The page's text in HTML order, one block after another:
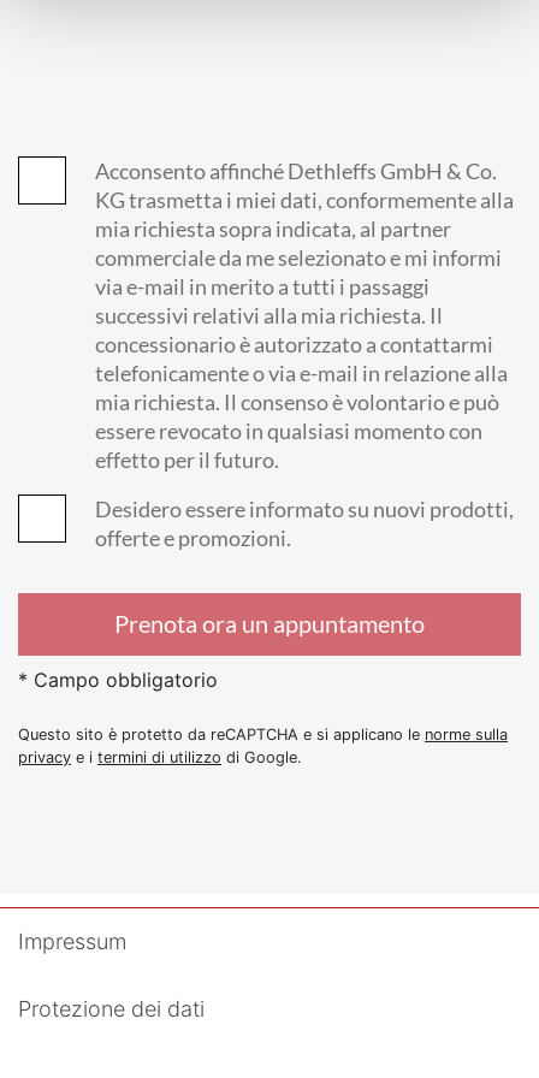
Acconsento affinché Dethleffs GmbH & Co.
KG trasmetta i miei dati, conformemente alla
mia richiesta sopra indicata, al partner
commerciale da me selezionato e mi informi
via e-mail in merito a tutti i passaggi
successivi relativi alla mia richiesta. Il
concessionario è autorizzato a contattarmi
telefonicamente o via e-mail in relazione alla
mia richiesta. Il consenso è volontario e può
essere revocato in qualsiasi momento con
effetto per il futuro.
Desidero essere informato su nuovi prodotti,
offerte e promozioni.
Prenota ora un appuntamento
* Campo obbligatorio
Questo sito è protetto da reCAPTCHA e si applicano le norme sulla
privacy e i termini di utilizzo di Google.
Impressum
Protezione dei dati